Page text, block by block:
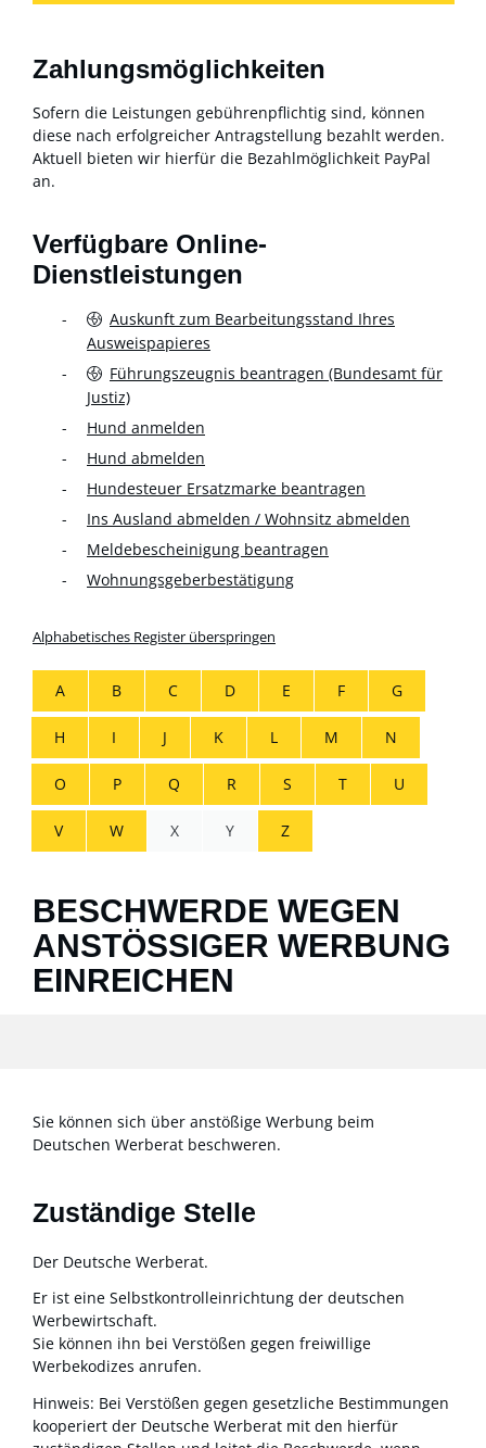
Zahlungsmöglichkeiten
Sofern die Leistungen gebührenpflichtig sind, können
diese nach erfolgreicher Antragstellung bezahlt werden.
Aktuell bieten wir hierfür die Bezahlmöglichkeit PayPal
an.
Verfügbare Online-
Dienstleistungen
Auskunft zum Bearbeitungsstand Ihres
Ausweispapieres
Führungszeugnis beantragen (Bundesamt für
Justiz)
Hund anmelden
Hund abmelden
Hundesteuer Ersatzmarke beantragen
Ins Ausland abmelden / Wohnsitz abmelden
Meldebescheinigung beantragen
Wohnungsgeberbestätigung
Alphabetisches Register überspringen
A B C D E F G
H I J K L M N
O P Q R S T U
V W X Y Z
BESCHWERDE WEGEN
ANSTÖSSIGER WERBUNG E
INREICHEN
Sie können sich über anstößige Werbung beim
Deutschen Werberat beschweren.
Zuständige Stelle
Der Deutsche Werberat.
Er ist eine Selbstkontrolleinrichtung der deutschen
Werbewirtschaft.
Sie können ihn bei Verstößen gegen freiwillige
Werbekodizes anrufen.
Hinweis: Bei Verstößen gegen gesetzliche Bestimmungen
kooperiert der Deutsche Werberat mit den hierfür